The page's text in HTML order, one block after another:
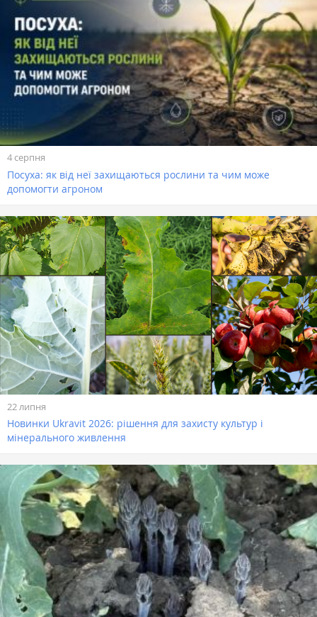
4 серпня
Посуха: як від неї захищаються рослини та чим може
допомогти агроном
22 липня
Новинки Ukravit 2026: рішення для захисту культур і
мінерального живлення